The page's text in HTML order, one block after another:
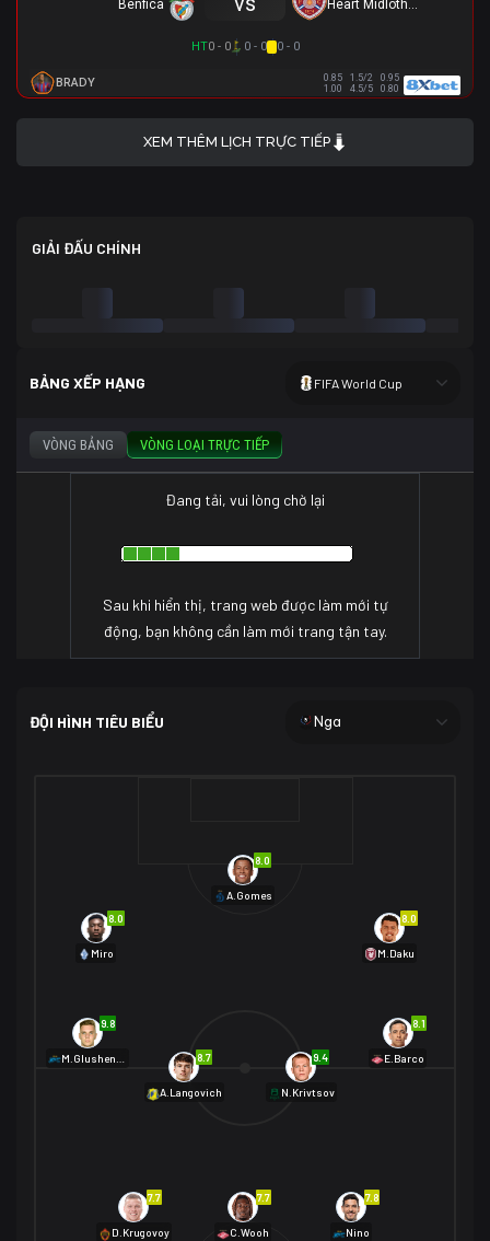
Benfica
HT0 - 0 0 - 0 0 - 0
BRADY 0.85 1.5/2
0.95
1.00
4.5/5 0.80
XEM THÊM LỊCH TRỰC TIẾP
GIẢI ĐẤU CHÍNH
BẢNG XẾP HẠNG FIFA World Cup
VÒNG BẢNG VÒNG LOẠI TRỰC TIẾP
Đang tải, vui lòng chờ lại
Sau khi hiển thị, trang web được làm mới tự
động, bạn không cần làm mới trang tận tay.
ĐỘI HÌNH TIÊU BIỂU Nga
7.7
D.Krugovoy
7.8
Nino
9.8
8.7
A.Langovich
9.4
N.Krivtsov
8.0
Miro
8.0
A.Gomes
8.0
M.Daku
7.7
C.Wooh
8.1
E.Barco